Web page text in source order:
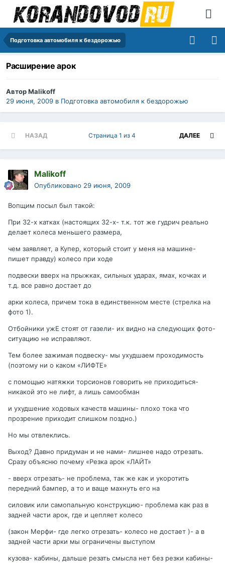
Подготовка автомобиля к бездорожью
Расширение арок
АвторMalikoff
29 июня, 2009 в Подготовка автомобиля к бездорожью
НАЗАД ДАЛЕЕ
Страница 1 из 4
Malikoff
Опубликовано 29 июня, 2009
Вопщим посыл был такой:
При 32-х катках (настоящих 32-х- т.к. тот же гудрич реально
делает колеса меньшего размера,
чем заявляет, а Купер, который стоит у меня на машине-
пишет правду) колесо при ходе
подвески вверх на прыжках, сильных ударах, ямах, кочках и
т.д. все равно достает до
арки колеса, причем тока в единственном месте (стрелка на
фото 1).
Отбойники ужЕ стоят от газели- их видно на следующих фото-
ситуацию не исправляют.
Тем более зажимая подвеску- мы ухудшаем проходимость
(поэтому ни о каком «ЛИФТЕ»
с помощью натяжки торсионов говорить не приходиться-
никакой это не лифт, а лишь самообман
и ухудшение ходовых качеств машины- плохо тока что
прозрение приходит слишком поздно.)
Но мы отвлеклись.
Выход? Давно придуман и не нами- лишнее надо отрезать.
Сразу объясню почему «Резка арок «ЛАЙТ»
- вверх отрезать- не проблема, так же как и укоротить
передний бампер, а то и ваще махнуть его на
силовик или самопальную конструкцию- проблема как раз в
задней части арок, где и цепляет колесо
(закон Мерфи- где легко отрезать- колесо не достает )- а в
задней части арки мы ограничены выступом
кузова- кабины, дальше резать смысла нет без резки кабины-